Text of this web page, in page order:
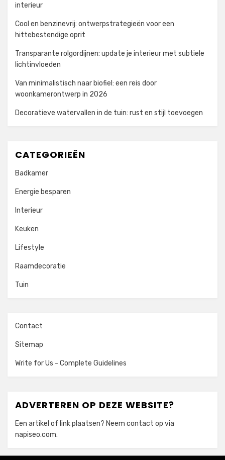
interieur
Cool en benzinevrij: ontwerpstrategieën voor een
hittebestendige oprit
Transparante rolgordijnen: update je interieur met subtiele
lichtinvloeden
Van minimalistisch naar biofiel: een reis door
woonkamerontwerp in 2026
Decoratieve watervallen in de tuin: rust en stijl toevoegen
CATEGORIEËN
Badkamer
Energie besparen
Interieur
Keuken
Lifestyle
Raamdecoratie
Tuin
Contact
Sitemap
Write for Us - Complete Guidelines
ADVERTEREN OP DEZE WEBSITE?
Een artikel of link plaatsen? Neem contact op via
napiseo.com.